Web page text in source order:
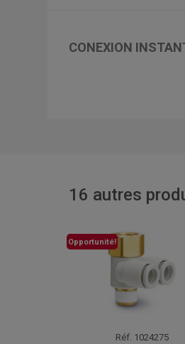
CONEXION
16 autres
Opportunité!
Réf. 1024275